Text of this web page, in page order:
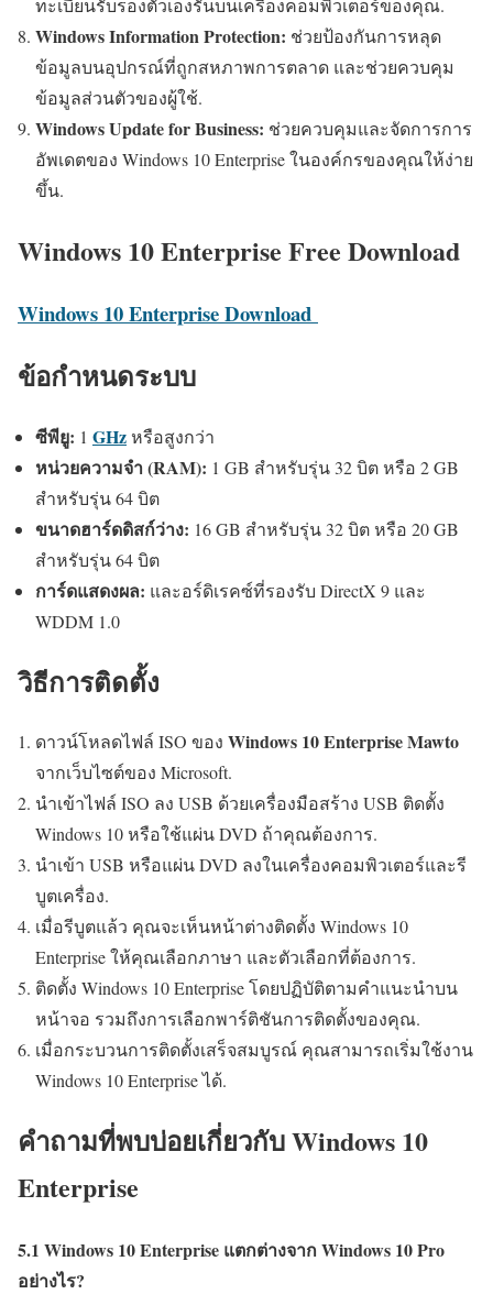
ทะเบียนรับรองตัวเองรันบนเครื่องคอมพิวเตอร์ของคุณ.
Windows Information Protection: ช่วยป้องกันการหลุด
ข้อมูลบนอุปกรณ์ที่ถูกสหภาพการตลาด และช่วยควบคุม
ข้อมูลส่วนตัวของผู้ใช้.
Windows Update for Business: ช่วยควบคุมและจัดการการ
อัพเดตของ Windows 10 Enterprise ในองค์กรของคุณให้ง่าย
ขึ้น.
Windows 10 Enterprise Free Download
Windows 10 Enterprise Download
ข้อกำหนดระบบ
ซีพียู: 1 GHzหรือสูงกว่า
หน่วยความจำ (RAM): 1 GB สำหรับรุ่น 32 บิต หรือ 2 GB
สำหรับรุ่น 64 บิต
ขนาดฮาร์ดดิสก์ว่าง: 16 GB สำหรับรุ่น 32 บิต หรือ 20 GB
สำหรับรุ่น 64 บิต
การ์ดแสดงผล: และอร์ดิเรคซ์ที่รองรับ DirectX 9 และ
WDDM 1.0
วิธีการติดตั้ง
ดาวน์โหลดไฟล์ ISO ของ Windows 10 Enterprise Mawto
จากเว็บไซต์ของ Microsoft.
นำเข้าไฟล์ ISO ลง USB ด้วยเครื่องมือสร้าง USB ติดตั้ง
Windows 10 หรือใช้แผ่น DVD ถ้าคุณต้องการ.
นำเข้า USB หรือแผ่น DVD ลงในเครื่องคอมพิวเตอร์และรี
บูตเครื่อง.
เมื่อรีบูตแล้ว คุณจะเห็นหน้าต่างติดตั้ง Windows 10
Enterprise ให้คุณเลือกภาษา และตัวเลือกที่ต้องการ.
ติดตั้ง Windows 10 Enterprise โดยปฏิบัติตามคำแนะนำบน
หน้าจอ รวมถึงการเลือกพาร์ติชันการติดตั้งของคุณ.
เมื่อกระบวนการติดตั้งเสร็จสมบูรณ์ คุณสามารถเริ่มใช้งาน
Windows 10 Enterprise ได้.
คำถามที่พบบ่อยเกี่ยวกับ Windows 10
Enterprise
5.1 Windows 10 Enterprise แตกต่างจาก Windows 10 Pro
อย่างไร?